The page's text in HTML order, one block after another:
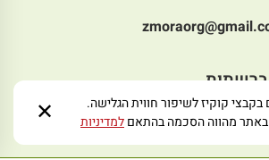
ברשתות
קוקיז לשיפור חווית הגלישה.
מהווה הסכמה בהתאםלמדיניות ✕